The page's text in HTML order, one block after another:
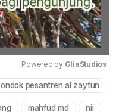
Mute
Powered by GliaStudios
pesantren al zaytun
mahfud md nii